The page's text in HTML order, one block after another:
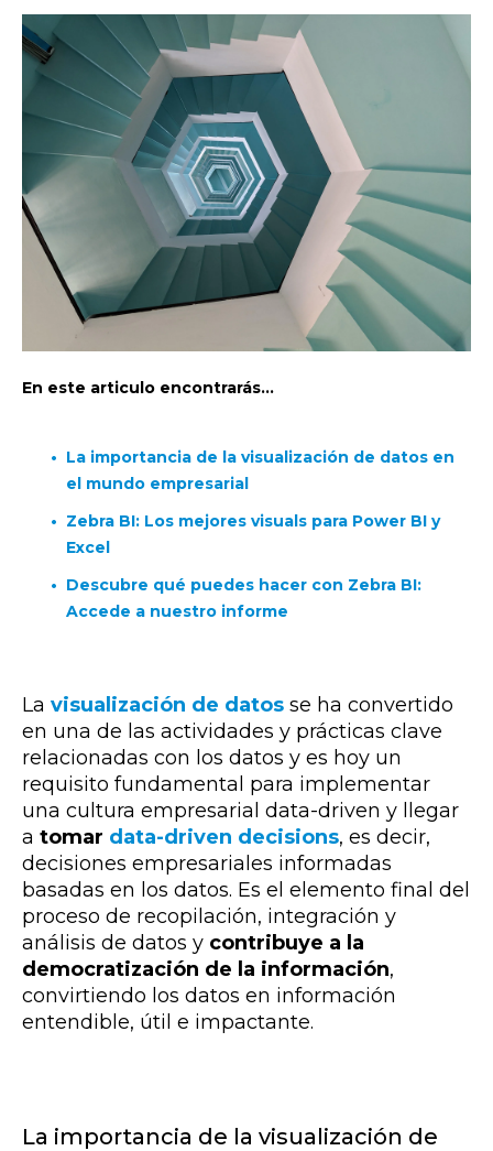
En este articulo encontrarás...
La importancia de la visualización de datos en
el mundo empresarial
Zebra BI: Los mejores visuals para Power BI y
Excel
Descubre qué puedes hacer con Zebra BI:
Accede a nuestro informe
La visualización de datos se ha convertido
en una de las actividades y prácticas clave
relacionadas con los datos y es hoy un
requisito fundamental para implementar
una cultura empresarial data-driven y llegar
a tomar data-driven decisions, es decir,
decisiones empresariales informadas
basadas en los datos. Es el elemento final del
proceso de recopilación, integración y
análisis de datos y contribuye a la
democratización de la información,
convirtiendo los datos en información
entendible, útil e impactante.
La importancia de la visualización de